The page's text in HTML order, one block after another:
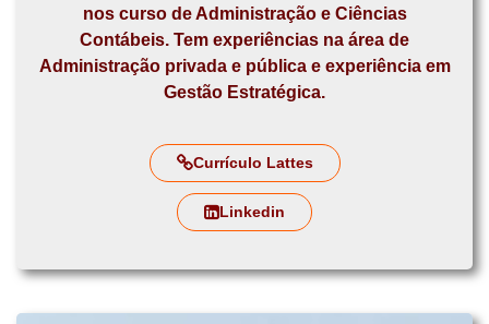
nos curso de Administração e Ciências
Contábeis. Tem experiências na área de
Administração privada e pública e experiência em
Gestão Estratégica.
Currículo Lattes
Linkedin